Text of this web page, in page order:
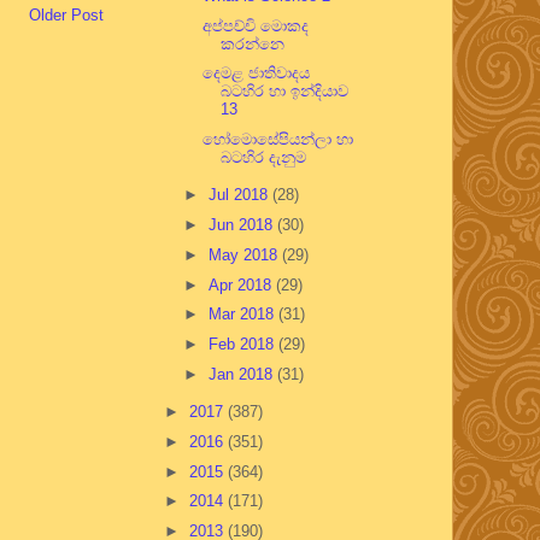
Older Post
අප්පච්චි මොකද
කරන්නෙ
දෙමළ ජාතිවාදය
බටහිර හා ඉන්දියාව
13
හෝමොසේපියන්ලා හා
බටහිර දැනුම
► Jul 2018 (28)
► Jun 2018 (30)
►
May 2018 (29)
► Apr 2018 (29)
►
Mar 2018 (31)
►
Feb 2018 (29)
► Jan 2018 (31)
► 2017 (387)
► 2016 (351)
► 2015 (364)
► 2014 (171)
► 2013 (190)